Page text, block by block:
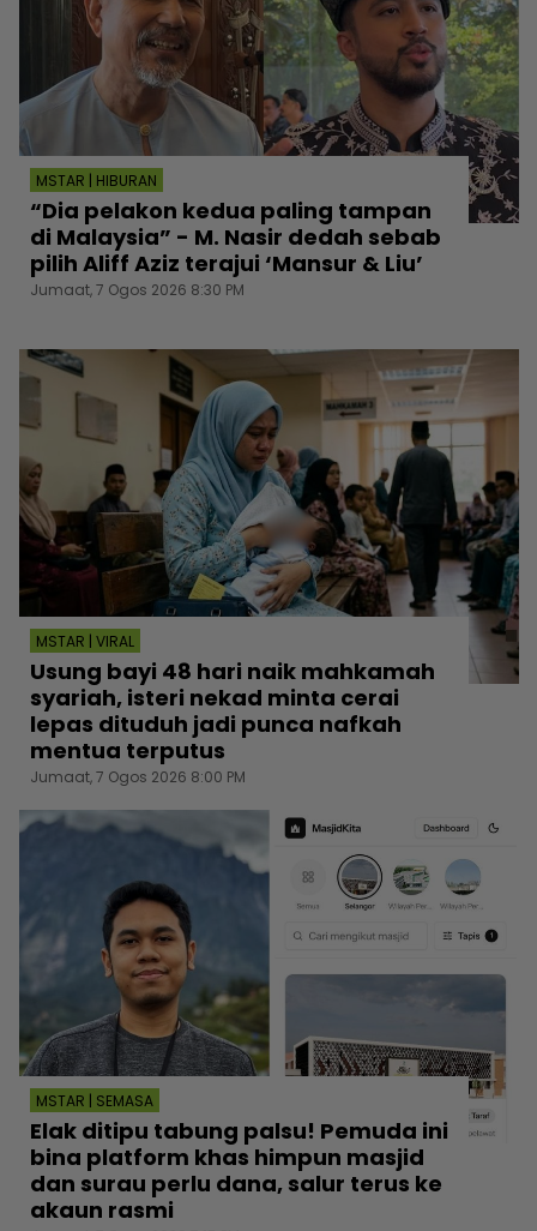
MSTAR | HIBURAN
“Dia pelakon kedua paling tampan
di Malaysia” - M. Nasir dedah sebab
pilih Aliff Aziz terajui ‘Mansur & Liu’
Jumaat, 7 Ogos 2026 8:30 PM
MSTAR | VIRAL
Usung bayi 48 hari naik mahkamah
syariah, isteri nekad minta cerai
lepas dituduh jadi punca nafkah
mentua terputus
Jumaat, 7 Ogos 2026 8:00 PM
MSTAR | SEMASA
Elak ditipu tabung palsu! Pemuda ini
bina platform khas himpun masjid
dan surau perlu dana, salur terus ke
akaun rasmi